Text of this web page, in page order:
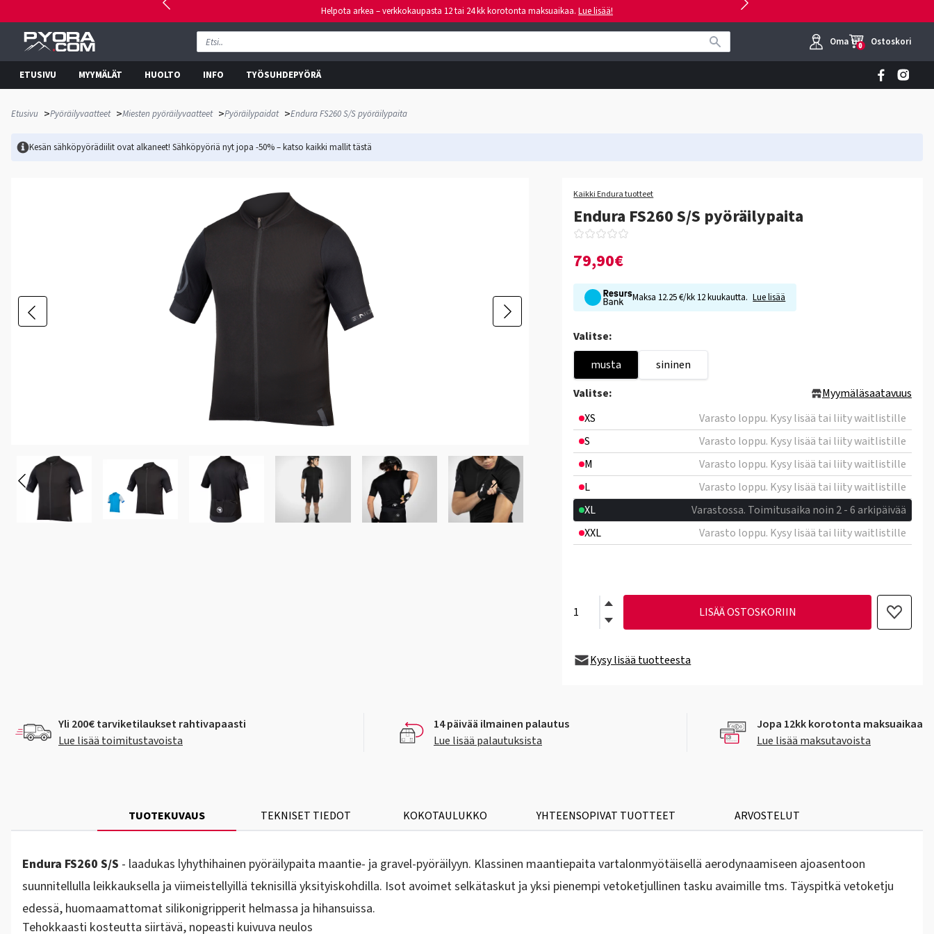
Helpota arkea – verkkokaupasta 12 tai 24 kk korotonta maksuaikaa. Lue lisää!
Oma tili
0 Ostoskori
ETUSIVU MYYMÄLÄT HUOLTO INFO TYÖSUHDEPYÖRÄ
Etusivu >Pyöräilyvaatteet >Miesten pyöräilyvaatteet >Pyöräilypaidat >Endura FS260 S/S pyöräilypaita
Kesän sähköpyörädiilit ovat alkaneet! Sähköpyöriä nyt jopa -50% – katso kaikki mallittästä
Kaikki Endura tuotteet
Endura FS260 S/S pyöräilypaita
79,90€
Maksa 12.25 €/kk 12 kuukautta. Lue lisää
Valitse:
musta
sininen
Valitse:
Myymäläsaatavuus
XS
Varasto loppu. Kysy lisää tai liity waitlistille
S
Varasto loppu. Kysy lisää tai liity waitlistille
M
Varasto loppu. Kysy lisää tai liity waitlistille
L
Varasto loppu. Kysy lisää tai liity waitlistille
XL
Varastossa. Toimitusaika noin 2 - 6 arkipäivää
XXL
Varasto loppu. Kysy lisää tai liity waitlistille
LISÄÄ OSTOSKORIIN
Kysy lisää tuotteesta
Yli 200€ tarviketilaukset rahtivapaasti
Lue lisää toimitustavoista
14 päivää ilmainen palautus
Lue lisää palautuksista
Jopa 12kk korotonta maksuaikaa
Lue lisää maksutavoista
TUOTEKUVAUS TEKNISET TIEDOT KOKOTAULUKKO YHTEENSOPIVAT TUOTTEET ARVOSTELUT
Endura FS260 S/S - laadukas lyhythihainen pyöräilypaita maantie- ja gravel-pyöräilyyn. Klassinen maantiepaita vartalonmyötäisellä aerodynaamiseen ajoasentoon
suunnitellulla leikkauksella ja viimeistellyillä teknisillä yksityiskohdilla. Isot avoimet selkätaskut ja yksi pienempi vetoketjullinen tasku avaimille tms. Täyspitkä vetoketju
edessä, huomaamattomat silikonigripperit helmassa ja hihansuissa.
Tehokkaasti kosteutta siirtävä, nopeasti kuivuva neulos